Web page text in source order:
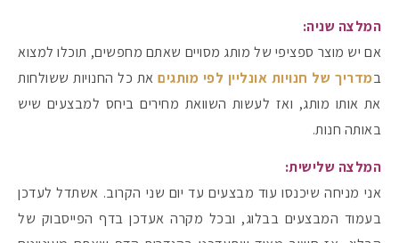
מקדמי הגנה
המלצה שניה:
אם יש מוצר ספציפי של מותג מסויים שאתם מחפשים, תוכלו למצוא
במדריך של חנויות אונליין לפי מותגיםאת כל החנויות ששולחות
את אותו מותג, ואז לעשות השוואת מחירים ביחס למבצעים שיש
באותה חנות.
המלצה שלישית:
אני מניחה שיכנסו עוד מבצעים עד יום שני הקרוב. אשתדל לעדכן
בעמוד המבצעים בבלוג, ובכל מקרה אעדכן בדף הפייסבוק של